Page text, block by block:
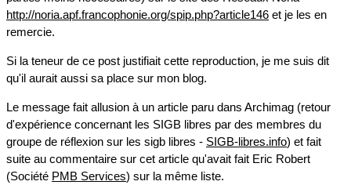
http://noria.apf.francophonie.org/spip.php?article146 et je les en
remercie.
Si la teneur de ce post justifiait cette reproduction, je me suis dit
qu'il aurait aussi sa place sur mon blog.
Le message fait allusion à un article paru dans Archimag (retour
d'expérience concernant les SIGB libres par des membres du
groupe de réflexion sur les sigb libres - SIGB-libres.info) et fait
suite au commentaire sur cet article qu'avait fait Eric Robert
(Société PMB Services) sur la même liste.